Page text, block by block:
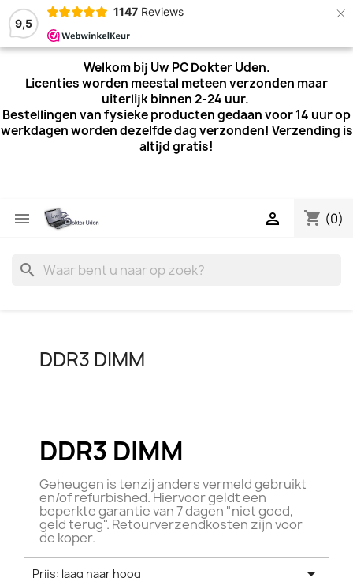
9,5
1147 Reviews ×
Welkom bij Uw PC Dokter Uden.
Licenties worden meestal meteen verzonden maar
uiterlijkbinnen 2-24 uur.
Bestellingen van fysieke producten gedaan voor 14 uur op
werkdagen worden dezelfde dag verzonden! Verzending is
altijd gratis!
 shopping_cart (0)

search
DDR3 DIMM
DDR3 DIMM
Geheugen is tenzij anders vermeld gebruikt
en/of refurbished. Hiervoor geldt een
beperkte garantie van 7 dagen "niet goed,
geld terug". Retourverzendkosten zijn voor
de koper.
Prijs: laag naar hoog 